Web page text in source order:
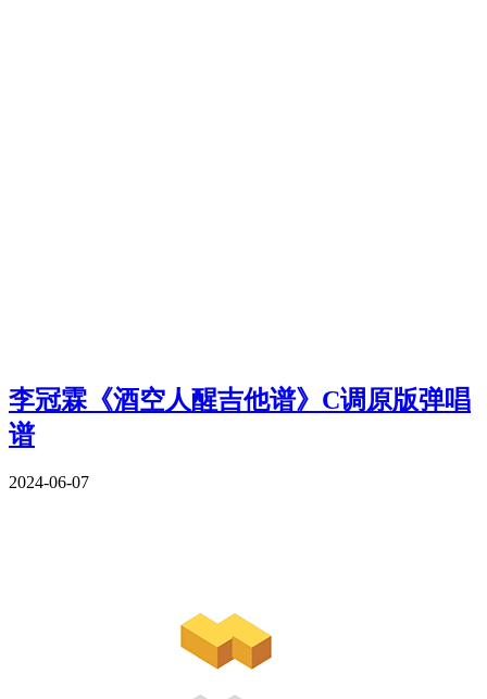
李冠霖《酒空人醒吉他谱》C调原版弹唱
谱
2024-06-07